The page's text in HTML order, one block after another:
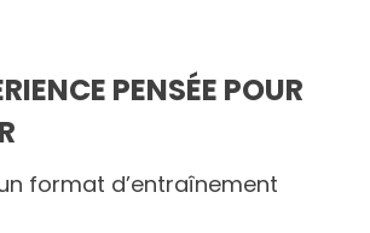
PENSÉE POUR
format d’entraînement